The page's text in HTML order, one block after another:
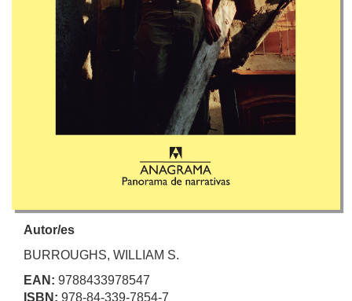
Autor/es
BURROUGHS, WILLIAM S.
EAN: 9788433978547
ISBN: 978-84-339-7854-7